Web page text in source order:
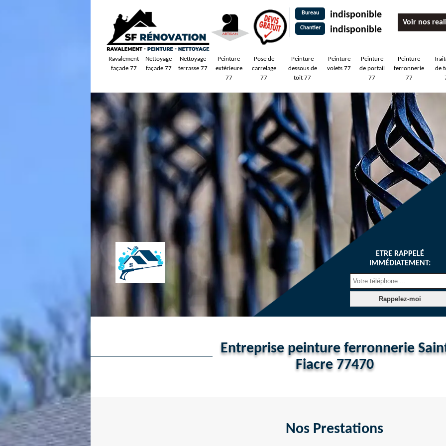
Bureau indisponible
Chantier indisponible
Voir nos
Ravalement
façade 77
Nettoyage
façade 77
Nettoyage
terrasse 77
Peinture
extérieure
77
Pose de
carrelage
77
Peinture
dessous de
toit 77
Peinture
volets 77
Peinture
de portail
77
Peinture
ferronnerie
77
de
ETRE RAPPELÉ
IMMÉDIATEMENT:
Entreprise peinture ferronnerie
Fiacre 77470
Nos Prestations